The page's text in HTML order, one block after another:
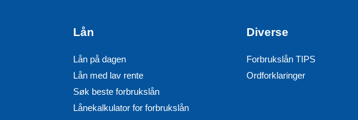
Lån
Lån på dagen
Lån med lav rente
Søk beste forbrukslån
Lånekalkulator for forbrukslån
Diverse
Forbrukslån TIPS
Ordforklaringer